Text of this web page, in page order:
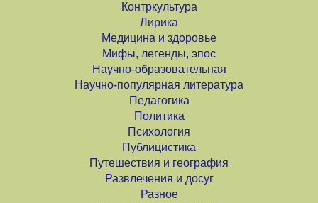
Контркультура
Лирика
Медицина и здоровье
Мифы, легенды, эпос
Научно-образовательная
Научно-популярная литература
Педагогика
Политика
Психология
Публицистика
Путешествия и география
Развлечения и досуг
Разное